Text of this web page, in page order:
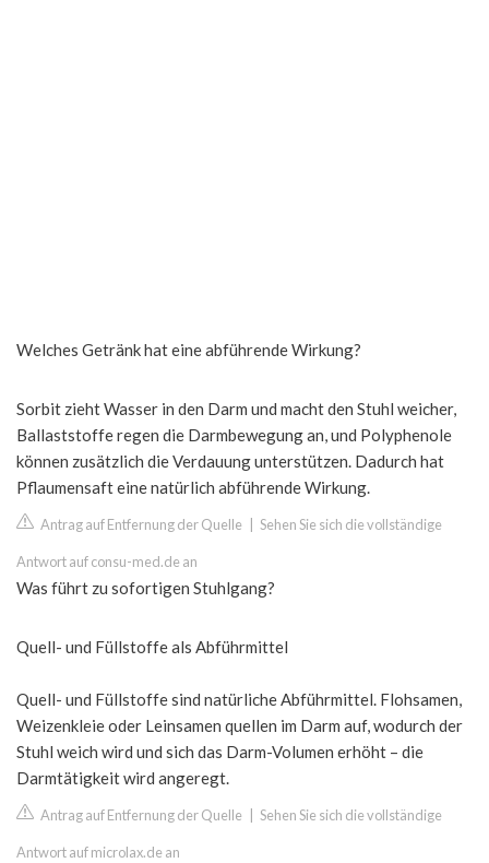
Welches Getränk hat eine abführende Wirkung?
Sorbit zieht Wasser in den Darm und macht den Stuhl weicher,
Ballaststoffe regen die Darmbewegung an, und Polyphenole
können zusätzlich die Verdauung unterstützen. Dadurch hat
Pflaumensaft eine natürlich abführende Wirkung.
Antrag auf Entfernung der Quelle Sehen Sie sich die vollständige
Antwort auf consu-med.de an
Was führt zu sofortigen Stuhlgang?
Quell- und Füllstoffe als Abführmittel
Quell- und Füllstoffe sind natürliche Abführmittel. Flohsamen,
Weizenkleie oder Leinsamen quellen im Darm auf, wodurch der
Stuhl weich wird und sich das Darm-Volumen erhöht – die
Darmtätigkeit wird angeregt.
Antrag auf Entfernung der Quelle Sehen Sie sich die vollständige
Antwort auf microlax.de an